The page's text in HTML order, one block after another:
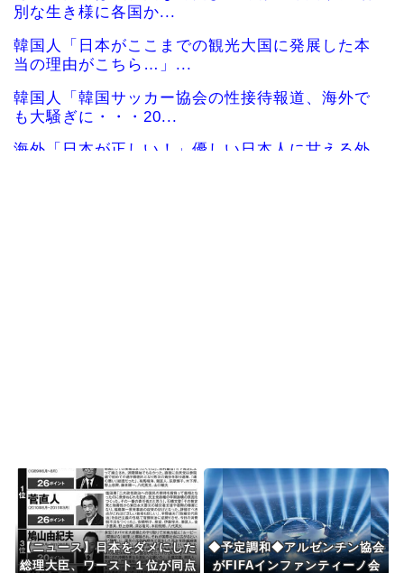
別な生き様に各国か...
韓国人「日本がここまでの観光大国に発展した本
当の理由がこちら…」...
韓国人「韓国サッカー協会の性接待報道、海外で
も大騒ぎに・・・20...
海外「日本が正しい！」優しい日本人に甘える外
Powered by livedoor 相互RSS
【ニュース】日本をダメにした
総理大臣、ワースト１位が同点
◆予定調和◆アルゼンチン協会
がFIFAインファンティーノ会